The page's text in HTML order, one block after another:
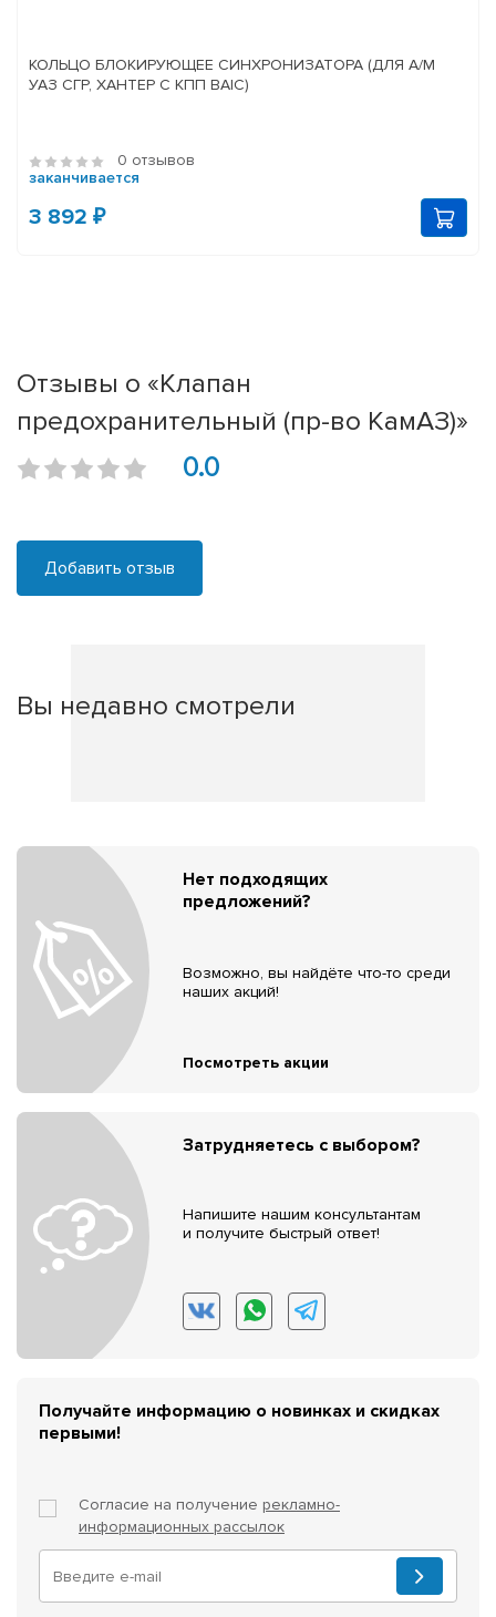
КОЛЬЦО БЛОКИРУЮЩЕЕ СИНХРОНИЗАТОРА (ДЛЯ А/М
УАЗ СГР, ХАНТЕР С КПП BAIC)
0 отзывов
заканчивается
3 892 ₽
Отзывы о «Клапан
предохранительный (пр-во КамАЗ)»
0.0
Добавить отзыв
Вы недавно смотрели
Нет подходящих
предложений?
Возможно, вы найдёте что-то среди
наших акций!
Посмотреть акции
Затрудняетесь с выбором?
Напишите нашим консультантам
и получите быстрый ответ!
Получайте информацию о новинках и скидках
первыми!
Согласие на получение рекламно-
информационных рассылок